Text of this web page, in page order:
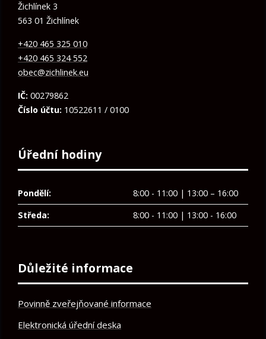
Žichlínek 3
563 01 Žichlínek
+420 465 325 010
+420 465 324 552
obec@zichlinek.eu
IČ: 00279862
Číslo účtu: 10522611 / 0100
Úřední hodiny
Pondělí:
8:00 - 11:00 | 13:00 – 16:00
Středa:
8:00 - 11:00 | 13:00 - 16:00
Důležité informace
Povinně zveřejňované informace
Elektronická úřední deska